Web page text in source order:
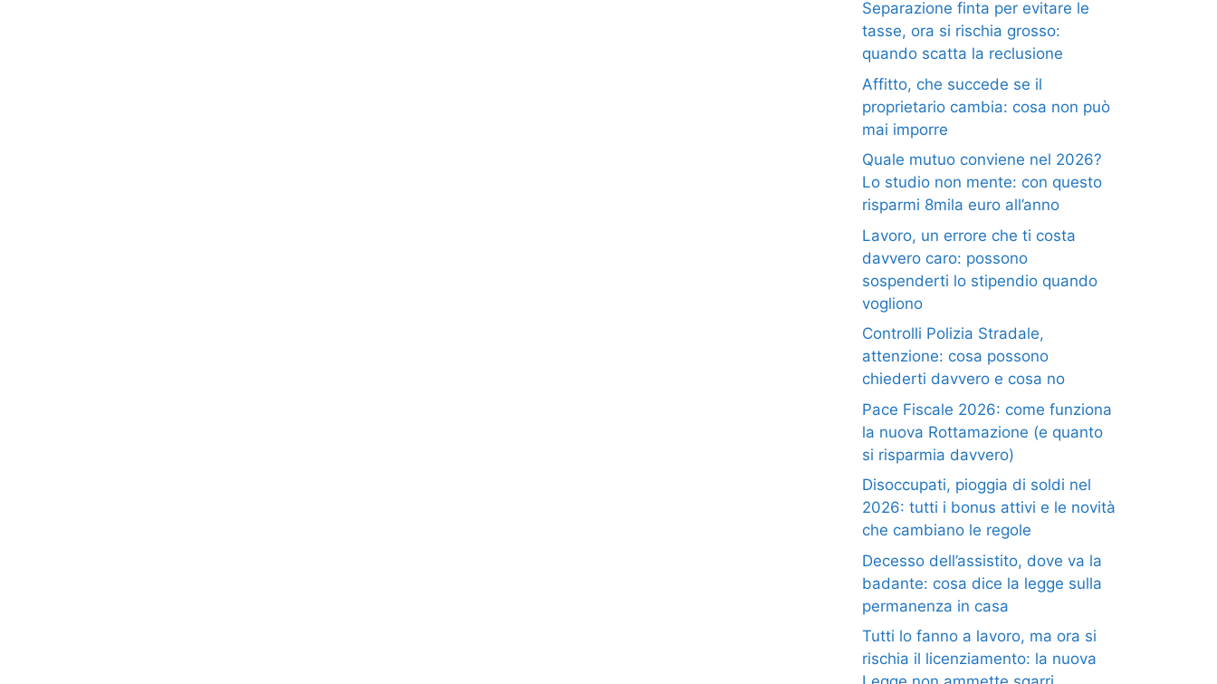
Separazione finta per evitare le
tasse, ora si rischia grosso:
quando scatta la reclusione
Affitto, che succede se il
proprietario cambia: cosa non può
mai imporre
Quale mutuo conviene nel 2026?
Lo studio non mente: con questo
risparmi 8mila euro all’anno
Lavoro, un errore che ti costa
davvero caro: possono
sospenderti lo stipendio quando
vogliono
Controlli Polizia Stradale,
attenzione: cosa possono
chiederti davvero e cosa no
Pace Fiscale 2026: come funziona
la nuova Rottamazione (e quanto
si risparmia davvero)
Disoccupati, pioggia di soldi nel
2026: tutti i bonus attivi e le novità
che cambiano le regole
Decesso dell’assistito, dove va la
badante: cosa dice la legge sulla
permanenza in casa
Tutti lo fanno a lavoro, ma ora si
rischia il licenziamento: la nuova